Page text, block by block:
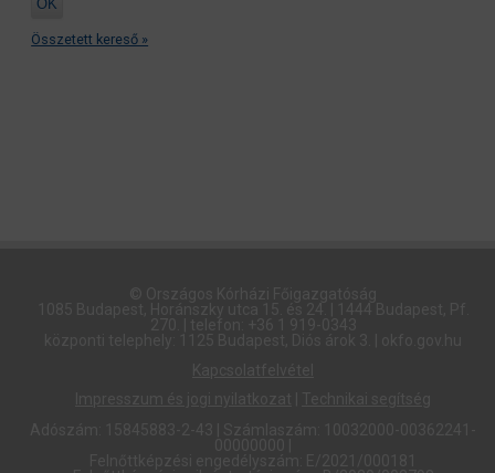
Összetett kereső »